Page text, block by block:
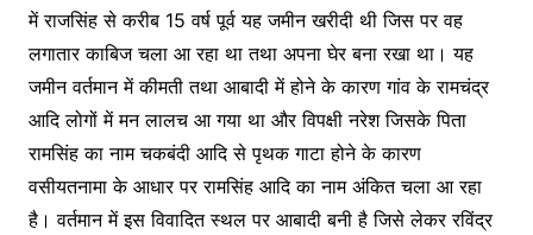
में राजसिंह से करीब 15 वर्ष पूर्व यह जमीन खरीदी थी जिस पर वह
लगातार काबिज चला आ रहा था तथा अपना घेर बना रखा था। यह
जमीन वर्तमान में कीमती तथा आबादी में होने के कारण गांव के रामचंद्र
आदि लोगों में मन लालच आ गया था और विपक्षी नरेश जिसके पिता
रामसिंह का नाम चकबंदी आदि से पृथक गाटा होने के कारण
वसीयतनामा के आधार पर रामसिंह आदि का नाम अंकित चला आ रहा
है। वर्तमान में इस विवादित स्थल पर आबादी बनी है जिसे लेकर रविंद्र